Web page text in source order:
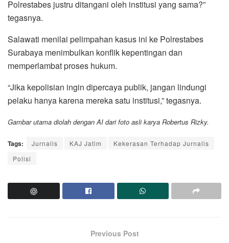
Polrestabes justru ditangani oleh institusi yang sama?”
tegasnya.
Salawati menilai pelimpahan kasus ini ke Polrestabes
Surabaya menimbulkan konflik kepentingan dan
memperlambat proses hukum.
“Jika kepolisian ingin dipercaya publik, jangan lindungi
pelaku hanya karena mereka satu institusi,” tegasnya.
Gambar utama diolah dengan AI dari foto asli karya Robertus Rizky.
Tags: Jurnalis KAJ Jatim
Kekerasan Terhadap Jurnalis
Polisi
Previous Post